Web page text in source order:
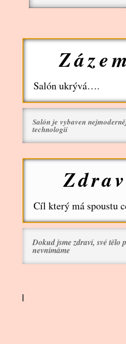
Salón ukrývá….
Salón je vybaven
technologií
Cíl který má spoustu
Dokud jsme zdraví, své tělo
nevnímáme